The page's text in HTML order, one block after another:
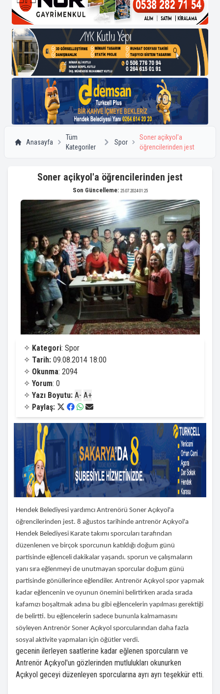
Anasayfa
Tüm
Kategoriler
Spor
Soner açikyol'a
öğrencilerinden jest
Soner açikyol'a öğrencilerinden jest
Son Güncelleme: 25.07.2024 01:25
✧ Kategori: Spor
✧ Tarih: 09.08.2014 18:00
✧ Okunma: 2094
✧ Yorum: 0
✧ Yazı Boyutu: A- A+
✧ Paylaş:
Hendek Belediyesi yardımcı Antrenörü Soner Açıkyol'a
öğrencilerinden jest. 8 ağustos tarihinde antrenör Açıkyol'a
Hendek Belediyesi Karate takımı sporcuları tarafından
düzenlenen ve birçok sporcunun katıldığı doğum günü
partisinde eğlenceli dakikalar yaşandı. sporun ve çalışmaların
yanı sıra eğlenmeyi de unutmayan sporcular doğum günü
partisinde gönüllerince eğlendiler. Antrenör Açıkyol spor yapmak
kadar eğlencenin ve oyunun önemini belirtirken arada sırada
kafamızı boşaltmak adına bu gibi eğlencelerin yapılması gerektiği
de belirtti. bu eğlencelerin sadece bununla kalmamasını
söyleyen Antrenör Soner Açıkyol sporcularından daha fazla
sosyal aktivite yapmaları için öğütler verdi.
gecenin ilerleyen saatlerine kadar eğlenen sporcuların ve
Antrenör Açıkyol'un gözlerinden mutlulukları okunurken
Açıkyol geceyi düzenleyen sporcularına ayrı ayrı teşekkür etti.